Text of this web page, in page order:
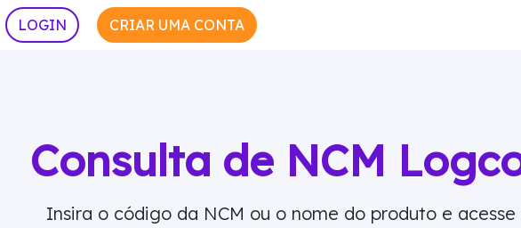
LOGIN CRIAR UMA CONTA
Consulta de NCM
Insira o código da NCM ou o nome do produto e acesse